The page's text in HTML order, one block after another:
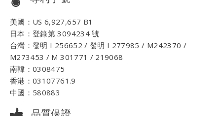
美國：US 6,927,657 B1
日本：登錄第 3094234 號
台灣：發明 I 256652 / 發明 I 277985 / M242370 /
M273453 / M 301771 / 219068
南韓：0308475
香港：03107761.9
中國：580883
品質保證